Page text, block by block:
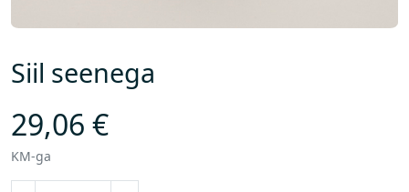
Siil seenega
29,06 €
KM-ga